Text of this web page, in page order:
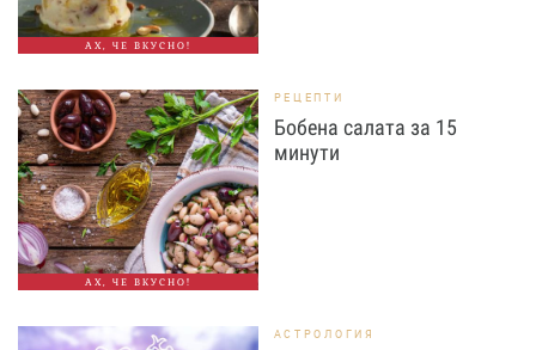
АХ, ЧЕ ВКУСНО!
АХ, ЧЕ ВКУСНО!
РЕЦЕПТИ
Бобена салата за 15
минути
АСТРОЛОГИЯ